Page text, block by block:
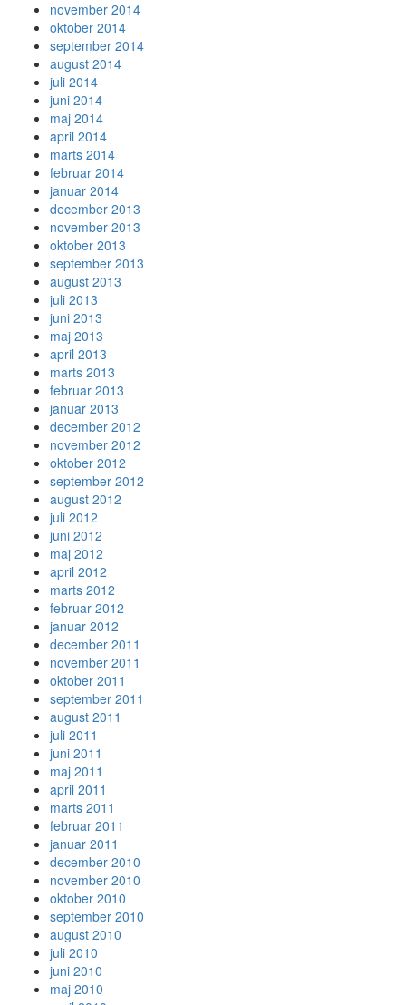
november 2014
oktober 2014
september 2014
august 2014
juli 2014
juni 2014
maj 2014
april 2014
marts 2014
februar 2014
januar 2014
december 2013
november 2013
oktober 2013
september 2013
august 2013
juli 2013
juni 2013
maj 2013
april 2013
marts 2013
februar 2013
januar 2013
december 2012
november 2012
oktober 2012
september 2012
august 2012
juli 2012
juni 2012
maj 2012
april 2012
marts 2012
februar 2012
januar 2012
december 2011
november 2011
oktober 2011
september 2011
august 2011
juli 2011
juni 2011
maj 2011
april 2011
marts 2011
februar 2011
januar 2011
december 2010
november 2010
oktober 2010
september 2010
august 2010
juli 2010
juni 2010
maj 2010